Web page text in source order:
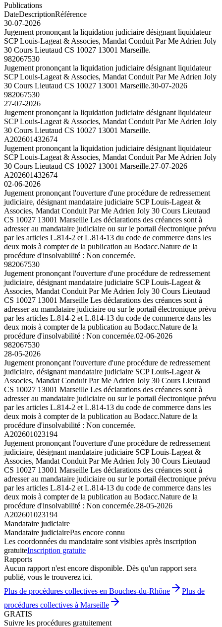
Publications
DateDescriptionRéférence
30-07-2026
Jugement prononçant la liquidation judiciaire désignant liquidateur
SCP Louis-Lageat & Associes, Mandat Conduit Par Me Adrien Joly
30 Cours Lieutaud CS 10027 13001 Marseille.
982067530
Jugement prononçant la liquidation judiciaire désignant liquidateur
SCP Louis-Lageat & Associes, Mandat Conduit Par Me Adrien Joly
30 Cours Lieutaud CS 10027 13001 Marseille.30-07-2026
982067530
27-07-2026
Jugement prononçant la liquidation judiciaire désignant liquidateur
SCP Louis-Lageat & Associes, Mandat Conduit Par Me Adrien Joly
30 Cours Lieutaud CS 10027 13001 Marseille.
A202601432674
Jugement prononçant la liquidation judiciaire désignant liquidateur
SCP Louis-Lageat & Associes, Mandat Conduit Par Me Adrien Joly
30 Cours Lieutaud CS 10027 13001 Marseille.27-07-2026
A202601432674
02-06-2026
Jugement prononçant l'ouverture d'une procédure de redressement
judiciaire, désignant mandataire judiciaire SCP Louis-Lageat &
Associes, Mandat Conduit Par Me Adrien Joly 30 Cours Lieutaud
CS 10027 13001 Marseille Les déclarations des créances sont à
adresser au mandataire judiciaire ou sur le portail électronique prévu
par les articles L.814-2 et L.814-13 du code de commerce dans les
deux mois à compter de la publication au Bodacc.Nature de la
procédure d'insolvabilité : Non concernée.
982067530
Jugement prononçant l'ouverture d'une procédure de redressement
judiciaire, désignant mandataire judiciaire SCP Louis-Lageat &
Associes, Mandat Conduit Par Me Adrien Joly 30 Cours Lieutaud
CS 10027 13001 Marseille Les déclarations des créances sont à
adresser au mandataire judiciaire ou sur le portail électronique prévu
par les articles L.814-2 et L.814-13 du code de commerce dans les
deux mois à compter de la publication au Bodacc.Nature de la
procédure d'insolvabilité : Non concernée.02-06-2026
982067530
28-05-2026
Jugement prononçant l'ouverture d'une procédure de redressement
judiciaire, désignant mandataire judiciaire SCP Louis-Lageat &
Associes, Mandat Conduit Par Me Adrien Joly 30 Cours Lieutaud
CS 10027 13001 Marseille Les déclarations des créances sont à
adresser au mandataire judiciaire ou sur le portail électronique prévu
par les articles L.814-2 et L.814-13 du code de commerce dans les
deux mois à compter de la publication au Bodacc.Nature de la
procédure d'insolvabilité : Non concernée.
A202601023194
Jugement prononçant l'ouverture d'une procédure de redressement
judiciaire, désignant mandataire judiciaire SCP Louis-Lageat &
Associes, Mandat Conduit Par Me Adrien Joly 30 Cours Lieutaud
CS 10027 13001 Marseille Les déclarations des créances sont à
adresser au mandataire judiciaire ou sur le portail électronique prévu
par les articles L.814-2 et L.814-13 du code de commerce dans les
deux mois à compter de la publication au Bodacc.Nature de la
procédure d'insolvabilité : Non concernée.28-05-2026
A202601023194
Mandataire judiciaire
Mandataire judiciairePas encore connu
Les coordonnées du mandataire sont visibles après inscription
gratuiteInscription gratuite
Rapports
Aucun rapport n'est encore disponible. Dès qu'un rapport sera
publié, vous le trouverez ici.
Plus de procédures collectives en Bouches-du-Rhône
Plus de
procédures collectives à Marseille
GRATIS
Suivre les procédures gratuitement